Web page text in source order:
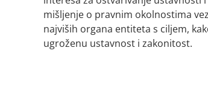
mišljenje o pravnim okolnostima
najviših organa entiteta s ciljem,
ugroženu ustavnost i zakonitost.